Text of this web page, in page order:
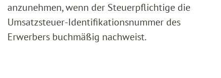
anzunehmen, wenn der Steuerpflichtige die
Umsatzsteuer-Identifikationsnummer des
Erwerbers buchmäßig nachweist.